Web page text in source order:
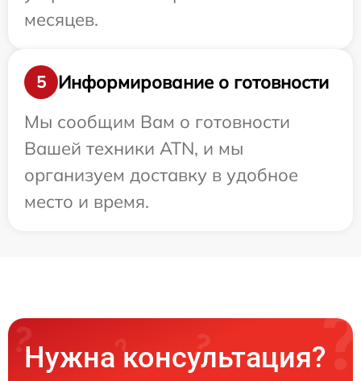
месяцев.
5
Информирование о готовности
Мы сообщим Вам о готовности
Вашей техники ATN, и мы
организуем доставку в удобное
место и время.
Нужна консультация?